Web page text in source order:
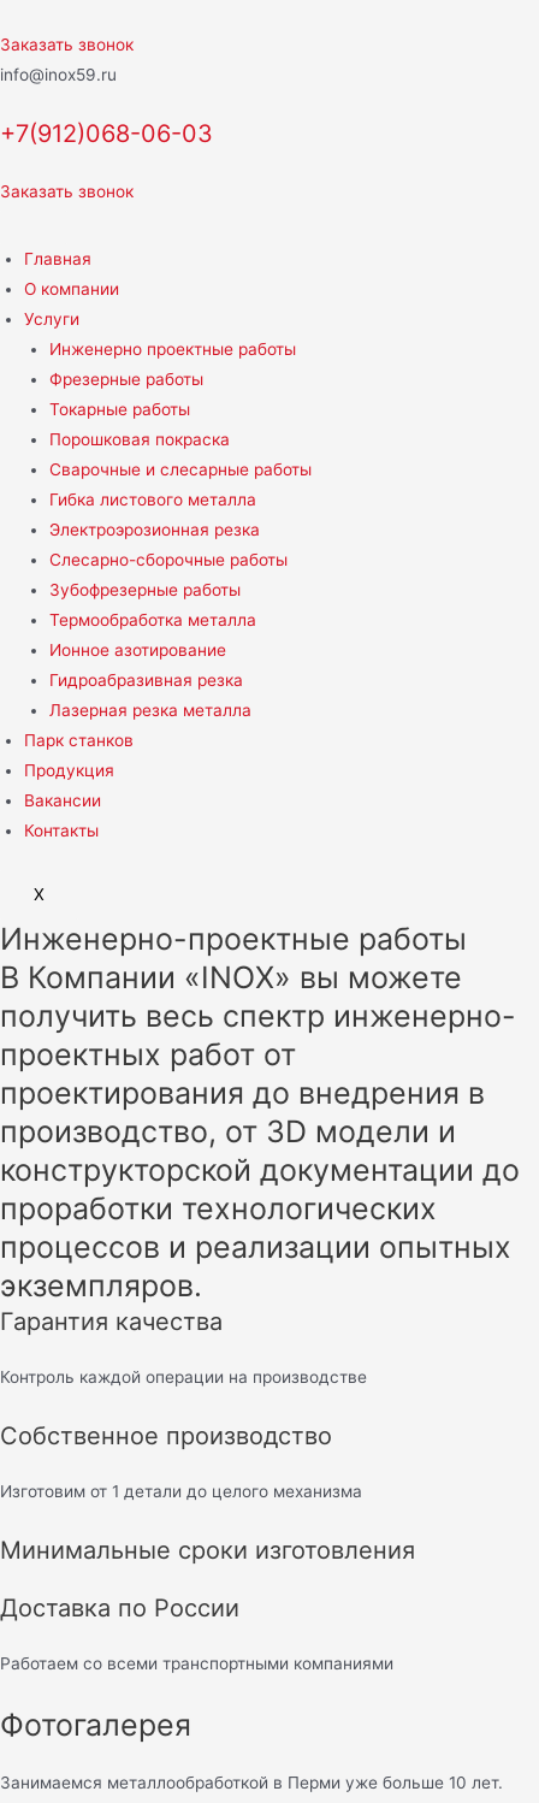
к
содержимому
Заказать звонок
info@inox59.ru
+7(912)068-06-03
Заказать звонок
Главная
О компании
Услуги
Инженерно проектные работы
Фрезерные работы
Токарные работы
Порошковая покраска
Сварочные и слесарные работы
Гибка листового металла
Электроэрозионная резка
Слесарно-сборочные работы
Зубофрезерные работы
Термообработка металла
Ионное азотирование
Гидроабразивная резка
Лазерная резка металла
Парк станков
Продукция
Вакансии
Контакты
X
Инженерно-проектные работы
В Компании «INOX» вы можете
получить весь спектр инженерно-
проектных работ от
проектирования до внедрения в
производство, от 3D модели и
конструкторской документации до
проработки технологических
процессов и реализации опытных
экземпляров.
Гарантия качества
Контроль каждой операции на производстве
Собственное производство
Изготовим от 1 детали до целого механизма
Минимальные сроки изготовления
Доставка по России
Работаем со всеми транспортными компаниями
Фотогалерея
Занимаемся металлообработкой в Перми уже больше 10 лет.